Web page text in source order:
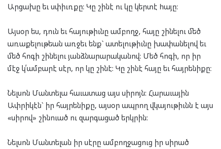
Արցախը եւ սփիւռքը: Կը շինէ ու կը կերտէ hայը:
Այսօր ես, դուն եւ հայութիւնը ամբողջ, հայը շինելու մեծ
առաքելութեան առջեւ ենք` ատելութիւնը խափանելով եւ
մեծ հոգի շինելու յանձնարարականով: Մեծ հոգի, որ իր
մէջ կ՛ամբարէ սէր, որ կը շինէ: Կը շինէ հայը եւ հայրենիքը:
Նելսոն Մանտելա հաւատաց այս սիրոյն: Հարաւային
Ափրիկէն` իր հայրենիքը, այսօր ապրող վկայութիւնն է այս
«սիրով» շինուած ու զարգացած երկրին:
Նելսոն Մանտելան իր սէրը ամբողջացուց իր սիրած